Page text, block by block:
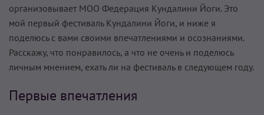
организовывает МОО Федерация Кундалини Йоги. Это
мой первый фестиваль Кундалини Йоги, и ниже я
поделюсь с вами своими впечатлениями и осознаниями.
Расскажу, что понравилось, а что не очень и поделюсь
личным мнением, ехать ли на фестиваль в следующем году.
Первые впечатления